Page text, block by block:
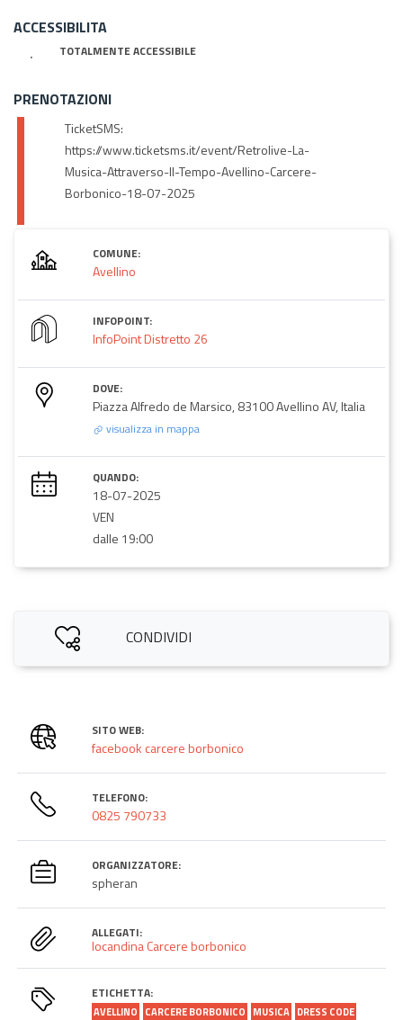
ACCESSIBILITA
TOTALMENTE ACCESSIBILE
PRENOTAZIONI
TicketSMS:
https://www.ticketsms.it/event/Retrolive-La-
Musica-Attraverso-Il-Tempo-Avellino-Carcere-
Borbonico-18-07-2025
COMUNE:
Avellino
INFOPOINT:
InfoPoint Distretto 26
DOVE:
Piazza Alfredo de Marsico, 83100 Avellino AV, Italia
visualizza in mappa
QUANDO:
18-07-2025
VEN
dalle 19:00
CONDIVIDI
SITO WEB:
facebook carcere borbonico
TELEFONO:
0825 790733
ORGANIZZATORE:
spheran
ALLEGATI:
locandina Carcere borbonico
ETICHETTA:
AVELLINO CARCERE BORBONICO MUSICA DRESS CODE